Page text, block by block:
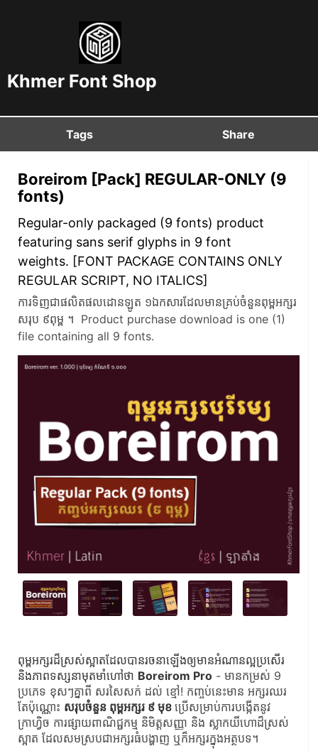
Khmer Font Shop
Tags Share
Boreirom [Pack] REGULAR-ONLY (9
fonts)
Regular-only packaged (9 fonts) product
featuring sans serif glyphs in 9 font
weights. [FONT PACKAGE CONTAINS ONLY
REGULAR SCRIPT, NO ITALICS]
ការទិញជាផលិតផលដោនឡូត ១ឯកសារដែលមានគ្រប់ចំនួនពុម្ពអក្សរ
សរុប ៩ពុម្ព ។ Product purchase download is one (1)
file containing all 9 fonts.
ពុម្ពអក្សរដ៏ស្រស់ស្អាតដែលបានរចនាឡើងឲ្យមានអំណានល្អប្រសើរ
និងភាពទស្សនាមុតមាំហៅថា Boreirom Pro - មានកម្រស់ 9
ប្រភេទ ខុសៗគ្នាពី សរសៃសក់ ដល់ ខ្មៅ! កញ្ចប់នេះមាន អក្សរឈរ
តែប៉ុណ្ណោះ សរុបចំនួន ពុម្ពអក្សរ ៩ មុខ ប្រើសម្រាប់ការបង្កើតនូវ
ក្រាហ្វិច ការផ្សាយពាណិជ្ជកម្ម និមិត្តសញ្ញា និង ស្លាកយីហោដ៏ស្រស់
ស្អាត ដែលសមស្របជាអក្សរធំបង្ហាញ ឬក៏អក្សរក្នុងអត្ថបទ។